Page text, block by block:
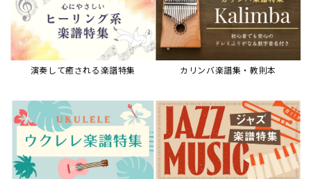
おすすめ記事 すべて見る
【第21回公開】なぜ人々は祭りを
必要とするのか？祭りの今を見つ
める現地ルポ
【第16回公開】ヨーロッパを拠点
に世界を駆けまわる阿部加奈子の
今に迫る